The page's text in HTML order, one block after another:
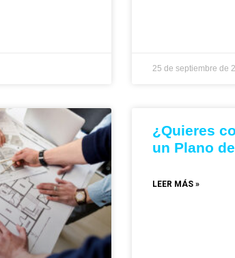
25 de septiembre de
¿Quieres
un Plano
LEER MÁS »